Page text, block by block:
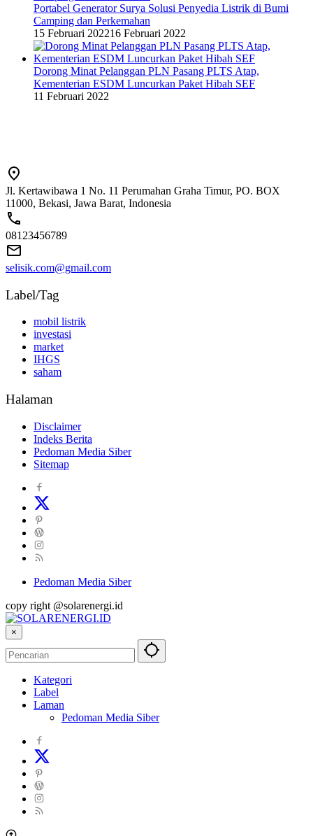
Portabel Generator Surya Solusi Penyedia Listrik di Bumi
Camping dan Perkemahan
15 Februari 202216 Februari 2022
Dorong Minat Pelanggan PLN Pasang PLTS Atap,
Kementerian ESDM Luncurkan Paket Hibah SEF
11 Februari 2022
Jl. Kertawibawa 1 No. 11 Perumahan Graha Timur, PO. BOX
11000, Bekasi, Jawa Barat, Indonesia
08123456789
selisik.com@gmail.com
Label/Tag
mobil listrik
investasi
market
IHGS
saham
Halaman
Disclaimer
Indeks Berita
Pedoman Media Siber
Sitemap
Pedoman Media Siber
copy right @solarenergi.id
×
Kategori
Label
Laman
Pedoman Media Siber